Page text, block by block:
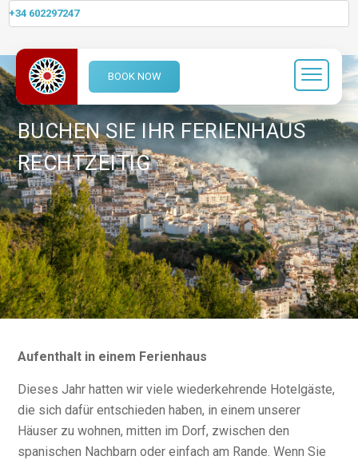
+34 602297247
BOOK NOW
BUCHEN SIE IHR FERIENHAUS
RECHTZEITIG
Aufenthalt in einem Ferienhaus
Dieses Jahr hatten wir viele wiederkehrende Hotelgäste,
die sich dafür entschieden haben, in einem unserer
Häuser zu wohnen, mitten im Dorf, zwischen den
spanischen Nachbarn oder einfach am Rande. Wenn Sie